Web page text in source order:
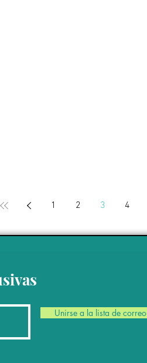
1 2 3 4
Unirse a la lista de correo